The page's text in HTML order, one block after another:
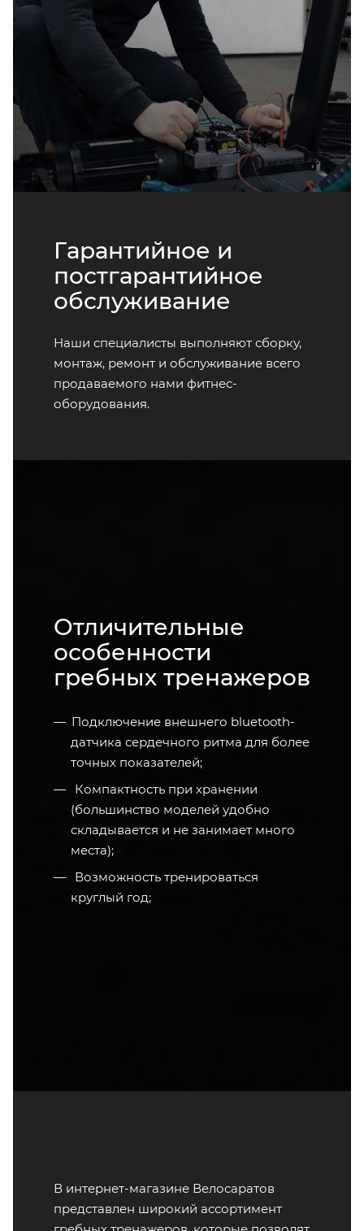
Гарантийное и
постгарантийное
обслуживание
Наши специалисты выполняют сборку,
монтаж, ремонт и обслуживание всего
продаваемого нами фитнес-
оборудования.
Отличительные
особенности
гребных тренажеров
Подключение внешнего bluetooth-
датчика сердечного ритма для более
точных показателей;
Компактность при хранении
(большинство моделей удобно
складывается и не занимает много
места);
Возможность тренироваться
круглый год;
В интернет-магазине Велосаратов
представлен широкий ассортимент